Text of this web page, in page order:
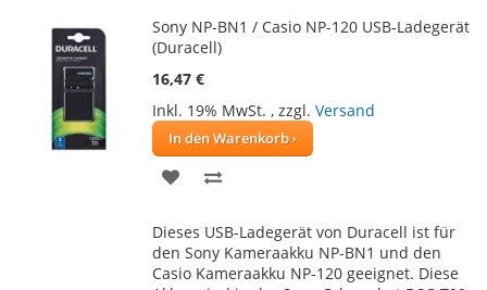
Sony NP-BN1 / Casio NP-120 USB-Ladegerät
(Duracell)
16,47 €
Inkl. 19% MwSt. , zzgl. Versand
In den Warenkorb
ZUR
HINZUFÜGEN
HINZUFÜGEN
Dieses USB-Ladegerät von Duracell ist für
den Sony Kameraakku NP-BN1 und den
Casio Kameraakku NP-120 geeignet. Diese